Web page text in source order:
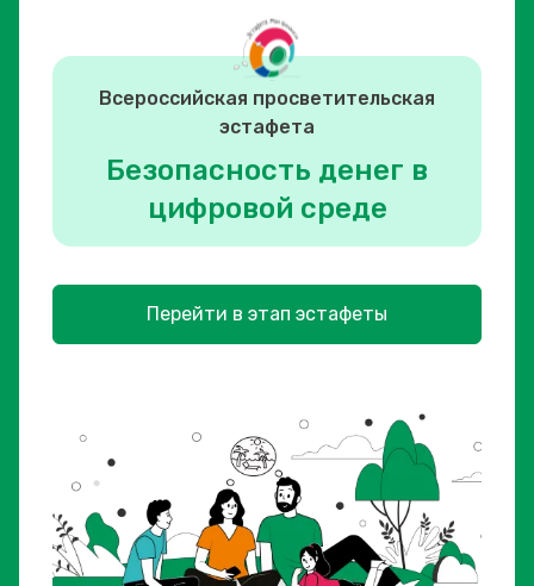
Всероссийская просветительская
эстафета
Безопасность денег в
цифровой среде
Перейти в этап эстафеты